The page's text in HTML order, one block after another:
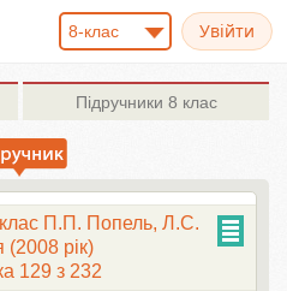
8-клас
Підручники 8 клас
клас П.П. Попель, Л.С.
(2008 рік)
129 з 232